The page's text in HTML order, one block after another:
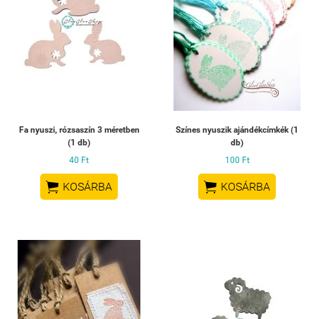
Fa nyuszi, rózsaszín 3 méretben
(1 db)
40 Ft
 KOSÁRBA
Színes nyuszik ajándékcímkék (1
db)
100 Ft
 KOSÁRBA